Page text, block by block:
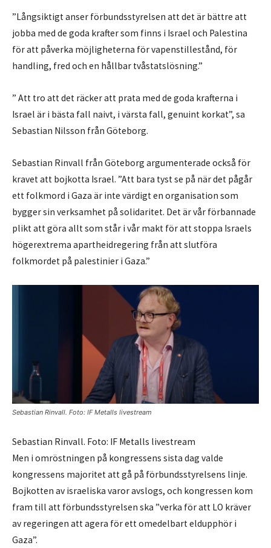
”Långsiktigt anser förbundsstyrelsen att det är bättre att
jobba med de goda krafter som finns i Israel och Palestina
för att påverka möjligheterna för vapenstillestånd, för
handling, fred och en hållbar tvåstatslösning.”
” Att tro att det räcker att prata med de goda krafterna i
Israel är i bästa fall naivt, i värsta fall, genuint korkat”, sa
Sebastian Nilsson från Göteborg.
Sebastian Rinvall från Göteborg argumenterade också för
kravet att bojkotta Israel. ”Att bara tyst se på när det pågår
ett folkmord i Gaza är inte värdigt en organisation som
bygger sin verksamhet på solidaritet. Det är vår förbannade
plikt att göra allt som står i vår makt för att stoppa Israels
högerextrema apartheidregering från att slutföra
folkmordet på palestinier i Gaza.”
Sebastian Rinvall. Foto: IF Metalls livestream
Sebastian Rinvall. Foto: IF Metalls livestream
Men i omröstningen på kongressens sista dag valde
kongressens majoritet att gå på förbundsstyrelsens linje.
Bojkotten av israeliska varor avslogs, och kongressen kom
fram till att förbundsstyrelsen ska ”verka för att LO kräver
av regeringen att agera för ett omedelbart eldupphör i
Gaza”.